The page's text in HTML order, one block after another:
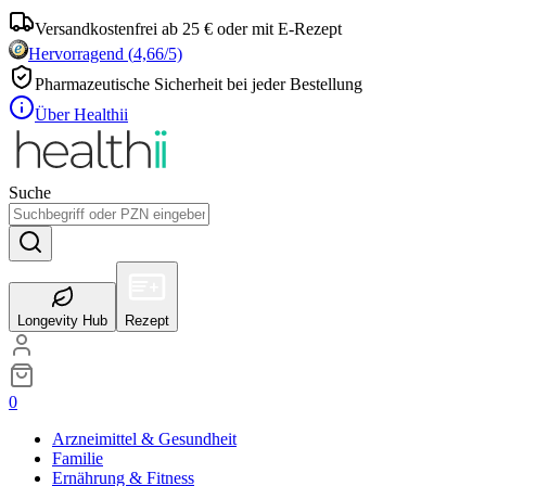
Versandkostenfrei ab 25 € oder mit E-Rezept
Hervorragend (4,66/5)
Pharmazeutische Sicherheit bei jeder Bestellung
Über Healthii
Suche
Longevity Hub Rezept
0
Arzneimittel & Gesundheit
Familie
Ernährung & Fitness